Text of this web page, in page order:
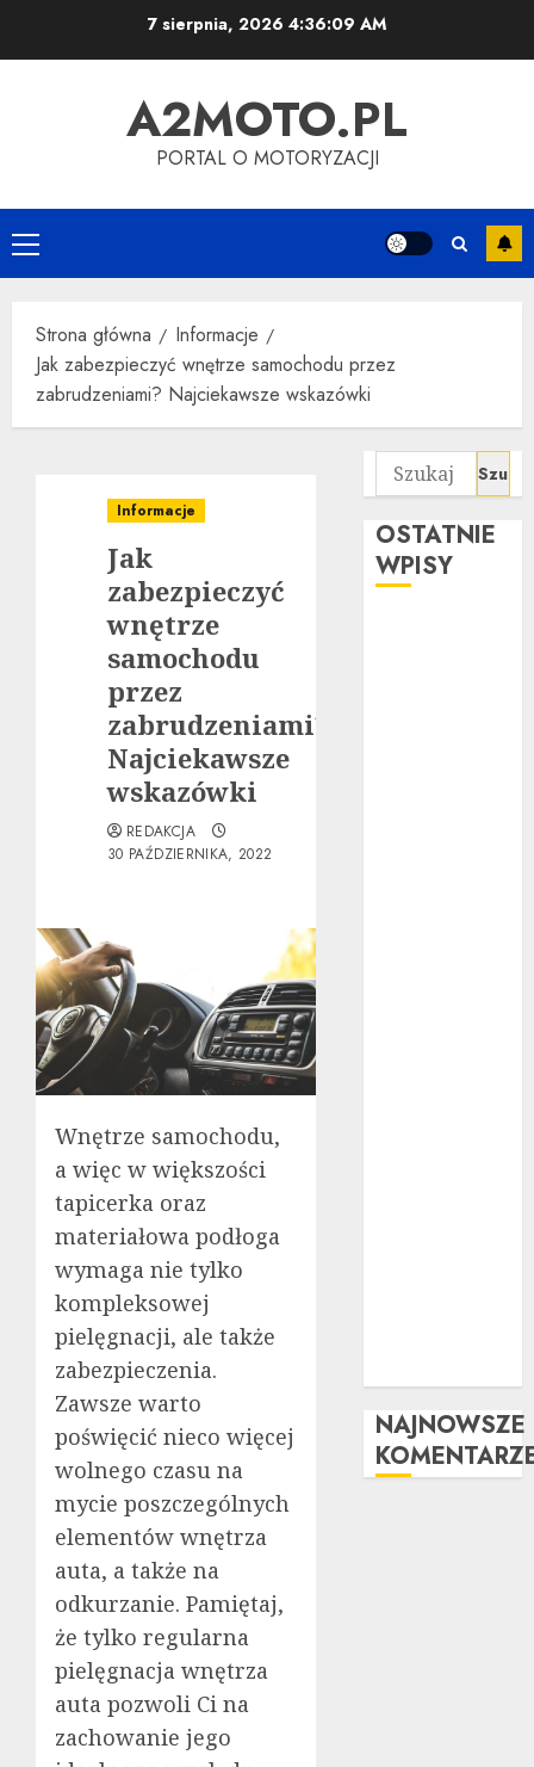
7 sierpnia, 20264:36:10 AM
A2MOTO.PL
PORTAL O MOTORYZACJI
Menu
główne
Strona główna
Informacje
Jak zabezpieczyć wnętrze samochodu przez
zabrudzeniami? Najciekawsze wskazówki
Informacje
Jak
zabezpieczyć
wnętrze
samochodu
przez
zabrudzeniami?
Najciekawsze
wskazówki
REDAKCJA
30 PAŹDZIERNIKA, 2022
Wnętrze samochodu,
a więc w większości
tapicerka oraz
materiałowa podłoga
wymaga nie tylko
kompleksowej
pielęgnacji, ale także
zabezpieczenia.
Zawsze warto
poświęcić nieco więcej
wolnego czasu na
mycie poszczególnych
elementów wnętrza
auta, a także na
odkurzanie. Pamiętaj,
że tylko regularna
pielęgnacja wnętrza
auta pozwoli Ci na
zachowanie jego
Szukaj:
OSTATNIE
WPISY
NAJNOWSZE